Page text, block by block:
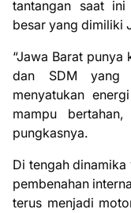
tantangan saat ini
besar yang dimiliki
“Jawa Barat punya
dan SDM yang
menyatukan
mampu
pungkasnya.
Di tengah
pembenahan
terus menjadi